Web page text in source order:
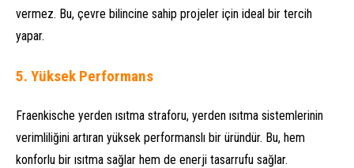
vermez. Bu, çevre bilincine sahip projeler için ideal bir tercih
yapar.
5. Yüksek Performans
Fraenkische yerden ısıtma straforu, yerden ısıtma sistemlerinin
verimliliğini artıran yüksek performanslı bir üründür. Bu, hem
konforlu bir ısıtma sağlar hem de enerji tasarrufu sağlar.